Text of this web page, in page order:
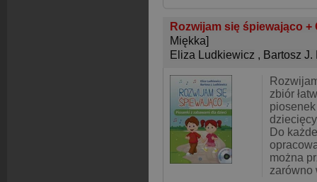
Rozwijam się śpiewająco
Miękka]
Eliza Ludkiewicz , Bartosz
zbiór
Do
można
zarówno